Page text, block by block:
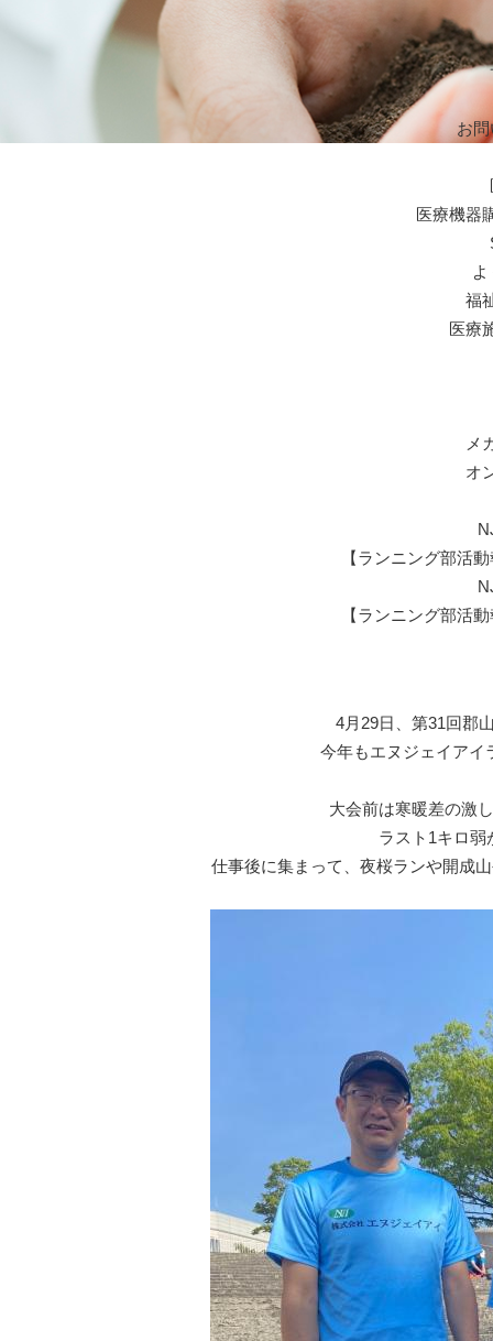
お
医療機器
福
医療
メ
オ
【ランニング部活
【ランニング部活
4月29日、第31回郡
今年もエヌジェイアイ
大会前は寒暖差の激
ラスト1キロ弱
仕事後に集まって、夜桜ランや開成